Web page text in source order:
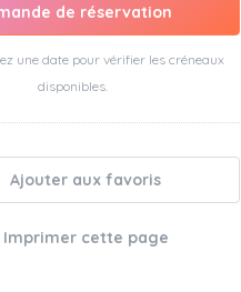
de réservation
une date pour vérifier les créneaux
disponibles.
Ajouter aux favoris
Imprimer cette page